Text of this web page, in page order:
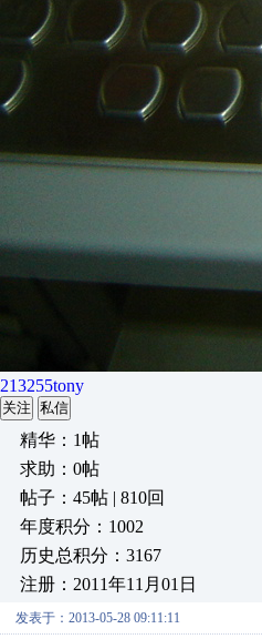
213255tony
关注 私信
精华：1帖
求助：0帖
帖子：45帖 | 810回
年度积分：1002
历史总积分：3167
注册：2011年11月01日
发表于：2013-05-28 09:11:11